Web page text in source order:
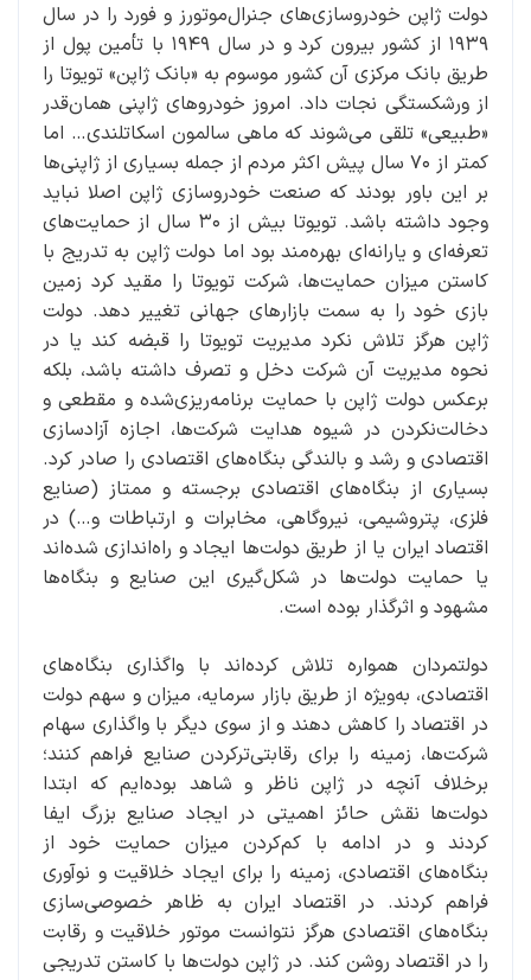
دولت ژاپن خودروسازی‌های جنرال‌موتورز و فورد را در سال
۱۹۳۹ از کشور بیرون کرد و در سال ۱۹۴۹ با تأمین پول از
طریق بانک مرکزی آن کشور موسوم به «بانک ژاپن» تویوتا را
از ورشکستگی نجات داد. امروز خودروهای ژاپنی همان‌قدر
«طبیعی» تلقی می‌شوند که ماهی سالمون اسکاتلندی… اما
کمتر از ۷۰ سال پیش اکثر مردم از جمله بسیاری از ژاپنی‌ها
بر این باور بودند که صنعت خودروسازی ژاپن اصلا نباید
وجود داشته باشد. تویوتا بیش از ۳۰ سال از حمایت‌های
تعرفه‌ای و یارانه‌ای بهره‌مند بود اما دولت ژاپن به تدریج با
کاستن میزان حمایت‌ها، شرکت تویوتا را مقید کرد زمین
بازی خود را به سمت بازارهای جهانی تغییر دهد. دولت
ژاپن هرگز تلاش نکرد مدیریت تویوتا را قبضه کند یا در
نحوه مدیریت آن شرکت دخل و تصرف داشته باشد، بلکه
برعکس دولت ژاپن با حمایت برنامه‌ریزی‌شده و مقطعی و
دخالت‌نکردن در شیوه هدایت شرکت‌ها، اجازه آزادسازی
اقتصادی و رشد و بالندگی بنگاه‌های اقتصادی را صادر کرد.
بسیاری از بنگاه‌های اقتصادی برجسته و ممتاز (صنایع
فلزی، پتروشیمی، نیروگاهی، مخابرات و ارتباطات و…) در
اقتصاد ایران یا از طریق دولت‌ها ایجاد و راه‌اندازی شده‌اند
یا حمایت دولت‌ها در شکل‌گیری این صنایع و بنگاه‌ها
مشهود و اثرگذار بوده است.
دولتمردان همواره تلاش کرده‌اند با واگذاری بنگاه‌های
اقتصادی، به‌ویژه از طریق بازار سرمایه، میزان و سهم دولت
در اقتصاد را کاهش دهند و از سوی دیگر با واگذاری سهام
شرکت‌ها، زمینه را برای رقابتی‌ترکردن صنایع فراهم کنند؛
برخلاف آنچه در ژاپن ناظر و شاهد بوده‌ایم که ابتدا
دولت‌ها نقش حائز اهمیتی در ایجاد صنایع بزرگ ایفا
کردند و در ادامه با کم‌کردن میزان حمایت خود از
بنگاه‌های اقتصادی، زمینه را برای ایجاد خلاقیت و نوآوری
فراهم کردند. در اقتصاد ایران به ظاهر خصوصی‌سازی
بنگاه‌های اقتصادی هرگز نتوانست موتور خلاقیت و رقابت
را در اقتصاد روشن کند. در ژاپن دولت‌ها با کاستن تدریجی